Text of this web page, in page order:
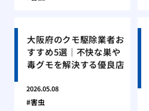
大阪府のクモ駆除業者お
すすめ5選｜不快な巣や
毒グモを解決する優良店
2026.05.08
害虫